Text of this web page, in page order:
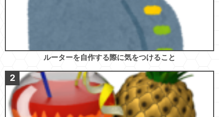
ルーターを自作する際に気をつけること